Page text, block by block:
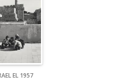
EL 1957